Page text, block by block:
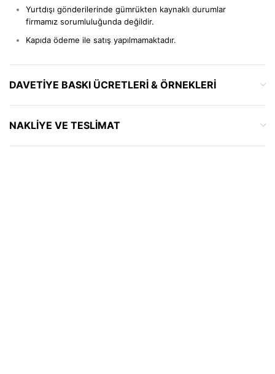
Yurtdışı gönderilerinde gümrükten kaynaklı durumlar
firmamız sorumluluğunda değildir.
Kapıda ödeme ile satış yapılmamaktadır.
DAVETIYE BASKI ÜCRETLERI & ÖRNEKLERI
NAKLIYE VE TESLIMAT